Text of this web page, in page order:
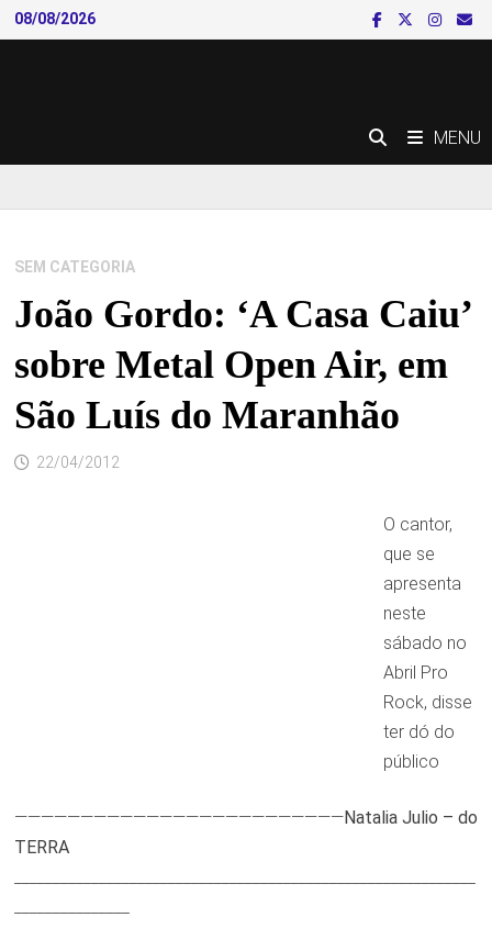
Skip
to
08/08/2026
MENU
SEM CATEGORIA
João Gordo: ‘A Casa Caiu’
sobre Metal Open Air, em
São Luís do Maranhão
22/04/2012
O cantor,
que se
apresenta
neste
sábado no
Abril Pro
Rock, disse
ter dó do
público
—————————————————————————Natalia Julio – do
TERRA